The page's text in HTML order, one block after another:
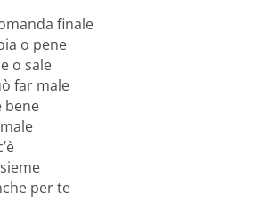
finale
o pene
o sale
far male
bene
per te